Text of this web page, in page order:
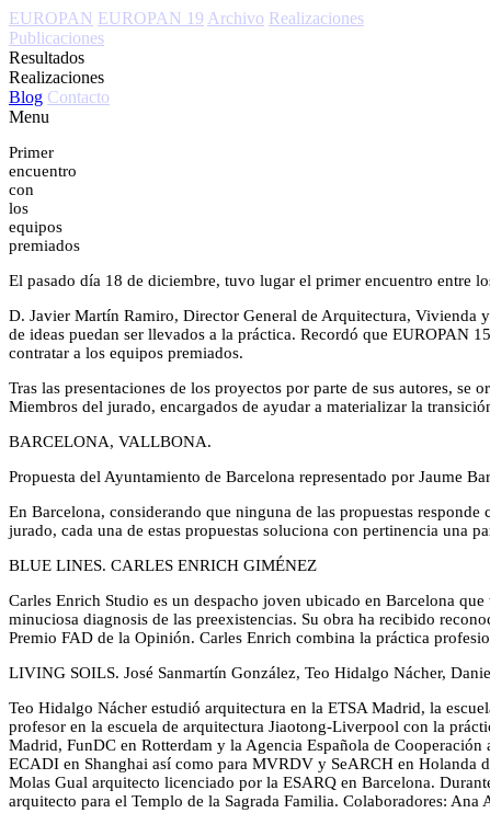
EUROPAN EUROPAN 19 Archivo Realizaciones
Publicaciones
Resultados
Realizaciones
Blog Contacto
Menu
Primer
encuentro
con
los
equipos
premiados
El pasado día 18 de diciembre, tuvo lugar el primer encuentro entre
D. Javier Martín Ramiro, Director General de Arquitectura, Vivienda
de ideas puedan ser llevados a la práctica. Recordó que EUROPAN
contratar a los equipos premiados.
Tras las presentaciones de los proyectos por parte de sus autores, se
Miembros del jurado, encargados de ayudar a materializar la
BARCELONA, VALLBONA.
Propuesta del Ayuntamiento de Barcelona representado por Jaume
En Barcelona, considerando que ninguna de las propuestas
jurado, cada una de estas propuestas soluciona con pertinencia una
BLUE LINES. CARLES ENRICH GIMÉNEZ
Carles Enrich Studio es un despacho joven ubicado en Barcelona
minuciosa diagnosis de las preexistencias. Su obra ha recibido
Premio FAD de la Opinión. Carles Enrich combina la práctica
LIVING SOILS. José Sanmartín González, Teo Hidalgo Nácher,
Teo Hidalgo Nácher estudió arquitectura en la ETSA Madrid, la
profesor en la escuela de arquitectura Jiaotong-Liverpool con la
Madrid, FunDC en Rotterdam y la Agencia Española de
ECADI en Shanghai así como para MVRDV y SeARCH en Holanda
Molas Gual arquitecto licenciado por la ESARQ en Barcelona.
arquitecto para el Templo de la Sagrada Familia. Colaboradores: